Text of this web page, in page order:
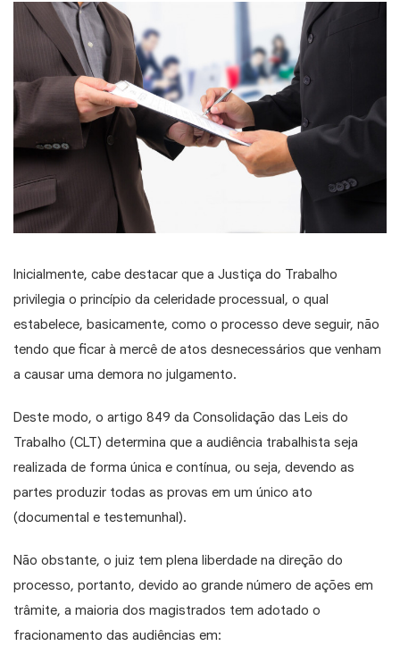
Inicialmente, cabe destacar que a Justiça do Trabalho
privilegia o princípio da celeridade processual, o qual
estabelece, basicamente, como o processo deve seguir, não
tendo que ficar à mercê de atos desnecessários que venham
a causar uma demora no julgamento.
Deste modo, o artigo 849 da Consolidação das Leis do
Trabalho (CLT) determina que a audiência trabalhista seja
realizada de forma única e contínua, ou seja, devendo as
partes produzir todas as provas em um único ato
(documental e testemunhal).
Não obstante, o juiz tem plena liberdade na direção do
processo, portanto, devido ao grande número de ações em
trâmite, a maioria dos magistrados tem adotado o
fracionamento das audiências em: